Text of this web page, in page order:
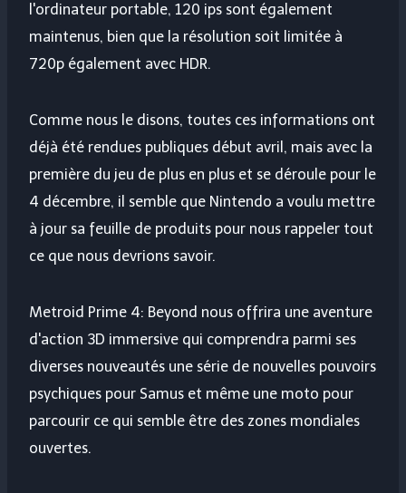
l'ordinateur portable, 120 ips sont également
maintenus, bien que la résolution soit limitée à
720p également avec HDR.
Comme nous le disons, toutes ces informations ont
déjà été rendues publiques début avril, mais avec la
première du jeu de plus en plus et se déroule pour le
4 décembre, il semble que Nintendo a voulu mettre
à jour sa feuille de produits pour nous rappeler tout
ce que nous devrions savoir.
Metroid Prime 4: Beyond nous offrira une aventure
d'action 3D immersive qui comprendra parmi ses
diverses nouveautés une série de nouvelles pouvoirs
psychiques pour Samus et même une moto pour
parcourir ce qui semble être des zones mondiales
ouvertes.